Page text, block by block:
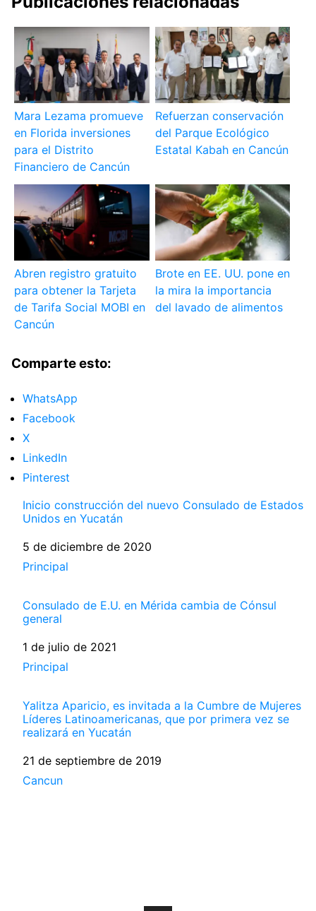
Mara Lezama promueve
en Florida inversiones
para el Distrito
Financiero de Cancún
Refuerzan conservación
del Parque Ecológico
Estatal Kabah en Cancún
Abren registro gratuito
para obtener la Tarjeta
de Tarifa Social MOBI en
Cancún
Brote en EE. UU. pone en
la mira la importancia
del lavado de alimentos
Comparte esto:
WhatsApp
Facebook
X
LinkedIn
Pinterest
Inicio construcción del nuevo Consulado de Estados
Unidos en Yucatán
Fecha
5 de diciembre de 2020
Respecto a
Principal
Consulado de E.U. en Mérida cambia de Cónsul
general
Fecha
1 de julio de 2021
Respecto a
Principal
Yalitza Aparicio, es invitada a la Cumbre de Mujeres
Líderes Latinoamericanas, que por primera vez se
realizará en Yucatán
Fecha
21 de septiembre de 2019
Respecto a
Cancun